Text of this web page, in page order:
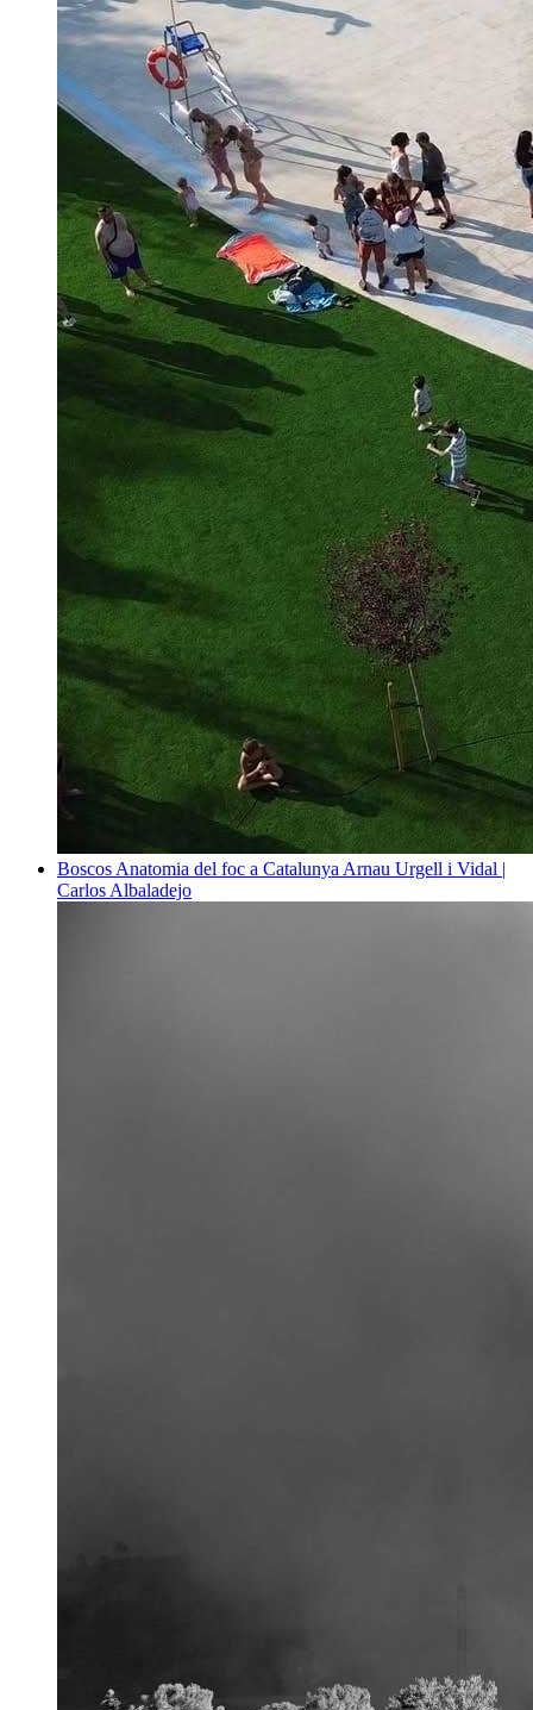
Boscos Anatomia del foc a Catalunya Arnau Urgell i Vidal |
Carlos Albaladejo